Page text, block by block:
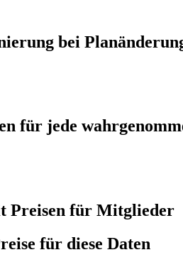
bei
für jede
Preisen für Mitglieder
für diese Daten